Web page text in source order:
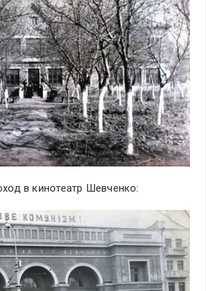
в кинотеатр Шевченко: